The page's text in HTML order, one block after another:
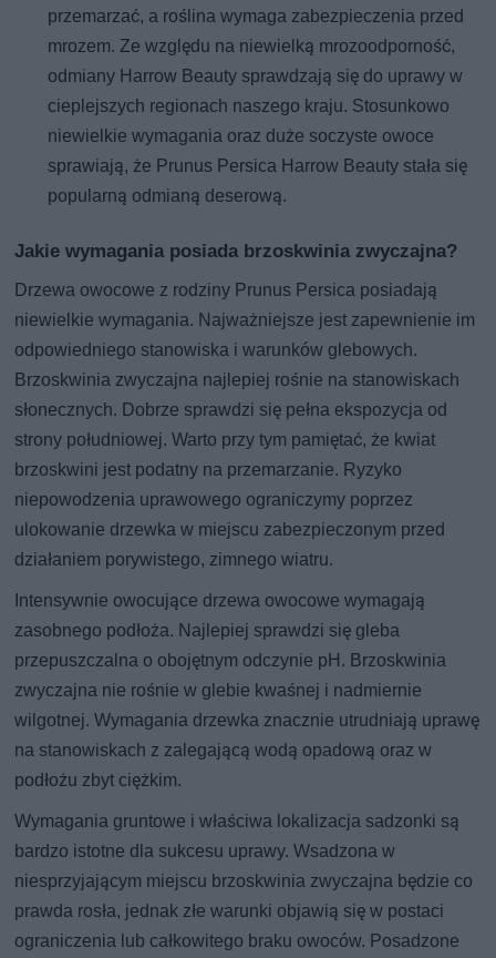
przemarzać, a roślina wymaga zabezpieczenia przed
mrozem. Ze względu na niewielką mrozoodporność,
odmiany Harrow Beauty sprawdzają się do uprawy w
cieplejszych regionach naszego kraju. Stosunkowo
niewielkie wymagania oraz duże soczyste owoce
sprawiają, że Prunus Persica Harrow Beauty stała się
popularną odmianą deserową.
Jakie wymagania posiada brzoskwinia zwyczajna?
Drzewa owocowe z rodziny Prunus Persica posiadają
niewielkie wymagania. Najważniejsze jest zapewnienie im
odpowiedniego stanowiska i warunków glebowych.
Brzoskwinia zwyczajna najlepiej rośnie na stanowiskach
słonecznych. Dobrze sprawdzi się pełna ekspozycja od
strony południowej. Warto przy tym pamiętać, że kwiat
brzoskwini jest podatny na przemarzanie. Ryzyko
niepowodzenia uprawowego ograniczymy poprzez
ulokowanie drzewka w miejscu zabezpieczonym przed
działaniem porywistego, zimnego wiatru.
Intensywnie owocujące drzewa owocowe wymagają
zasobnego podłoża. Najlepiej sprawdzi się gleba
przepuszczalna o obojętnym odczynie pH. Brzoskwinia
zwyczajna nie rośnie w glebie kwaśnej i nadmiernie
wilgotnej. Wymagania drzewka znacznie utrudniają uprawę
na stanowiskach z zalegającą wodą opadową oraz w
podłożu zbyt ciężkim.
Wymagania gruntowe i właściwa lokalizacja sadzonki są
bardzo istotne dla sukcesu uprawy. Wsadzona w
niesprzyjającym miejscu brzoskwinia zwyczajna będzie co
prawda rosła, jednak złe warunki objawią się w postaci
ograniczenia lub całkowitego braku owoców. Posadzone